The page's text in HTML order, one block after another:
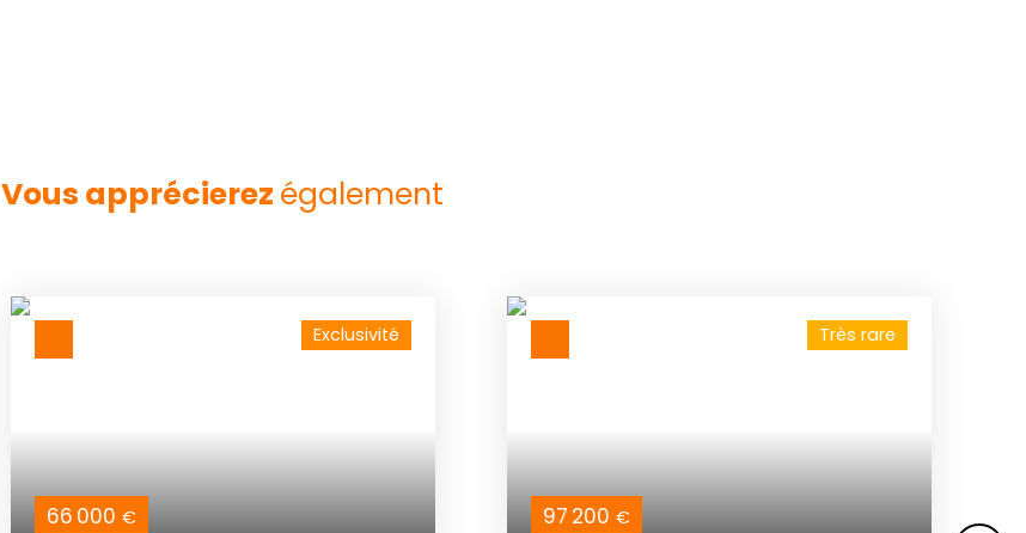
Vous apprécierez également
66 000 €
Exclusivité
97 200 €
Très rare